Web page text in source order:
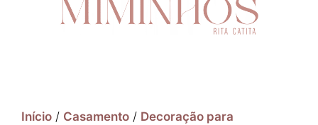
Início / Casamento / Decoração para